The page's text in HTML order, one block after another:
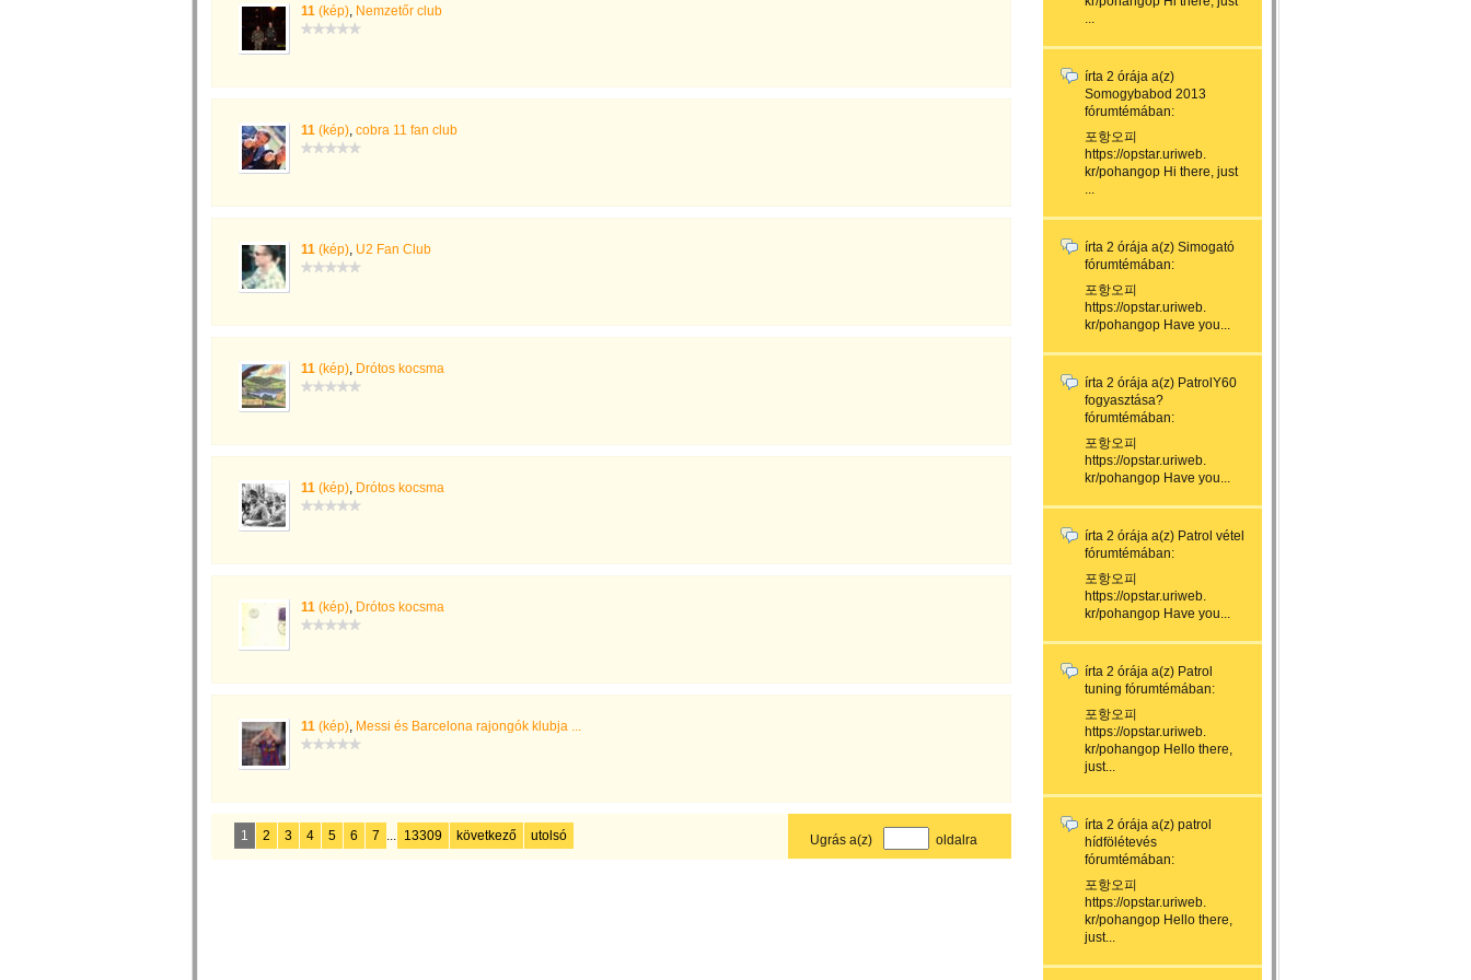
11 (kép), Nemzetőr club
11 (kép), cobra 11 fan club
11 (kép), U2 Fan Club
11 (kép), Drótos kocsma
11 (kép), Drótos kocsma
11 (kép), Drótos kocsma
11 (kép), Messi és Barcelona rajongók klubja ...
Ugrás a(z) oldalra
1 2 3 4 5 6 7 ... 13309 következő utolsó
...
írta 2 órája a(z)
Somogybabod 2013
fórumtémában:
포항오피
https://opstar.uriweb.
kr/pohangop Hi there, just
...
írta 2 órája a(z) Simogató
fórumtémában:
포항오피
https://opstar.uriweb.
kr/pohangop Have you...
írta 2 órája a(z) PatrolY60
fogyasztása?
fórumtémában:
포항오피
https://opstar.uriweb.
kr/pohangop Have you...
írta 2 órája a(z) Patrol vétel
fórumtémában:
포항오피
https://opstar.uriweb.
kr/pohangop Have you...
írta 2 órája a(z) Patrol
tuning fórumtémában:
포항오피
https://opstar.uriweb.
kr/pohangop Hello there,
just...
írta 2 órája a(z) patrol
hídfölétevés
fórumtémában:
포항오피
https://opstar.uriweb.
kr/pohangop Hello there,
just...